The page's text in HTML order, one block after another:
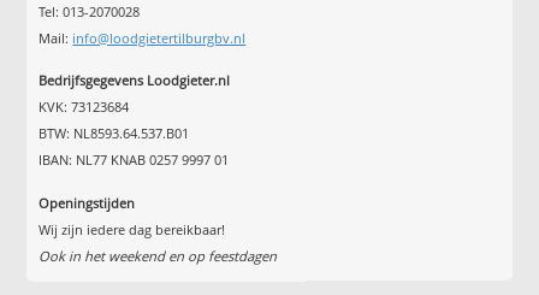
Tel: 013-2070028
Mail: info@loodgietertilburgbv.nl
Bedrijfsgegevens Loodgieter.nl
KVK: 73123684
BTW: NL8593.64.537.B01
IBAN: NL77 KNAB 0257 9997 01
Openingstijden
Wij zijn iedere dag bereikbaar!
Ook in het weekend en op feestdagen